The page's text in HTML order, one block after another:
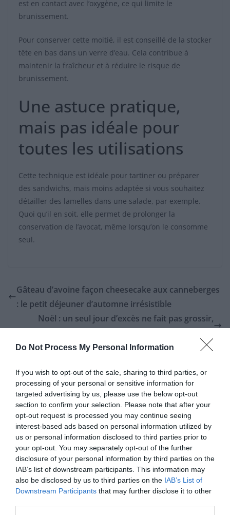
Do Not Process My Personal Information
If you wish to opt-out of the sale, sharing to third parties, or
processing of your personal or sensitive information for
targeted advertising by us, please use the below opt-out
section to confirm your selection. Please note that after your
opt-out request is processed you may continue seeing
interest-based ads based on personal information utilized by
us or personal information disclosed to third parties prior to
your opt-out. You may separately opt-out of the further
disclosure of your personal information by third parties on the
IAB’s list of downstream participants. This information may
also be disclosed by us to third parties on the IAB’s List of
Downstream Participants that may further disclose it to other
est en contact avec l’oxygène, ce qui limite le
brunissement.
Pour conserver cette moitié, il est conseillé de la stocker
tête en bas dans un verre d’eau. Cela contribue à
maintenir la fraîcheur et à réduire le risque de
brunissement.
Une astuce pratique,
mais pas idéale pour
toutes les utilisations
Cette technique est idéale pour tartiner ou préparer
des sandwichs, mais moins adaptée si vous souhaitez
détailler des lamelles dans une salade, par exemple.
Quoi qu’il en soit, elle permet de prolonger la
conservation de l’avocat, même lorsqu’on le consomme
seul.
Gâteau d’avoine façon cheesecake aux canneberges
: le petit déjeuner d’automne irrésistible
Noël : un seul jour d’excès ne fait pas grossir,
Laisser un commentaire
Votre adresse e-mail ne sera pas publiée.Les champs
obligatoires sont indiqués avec*
Commentaire*